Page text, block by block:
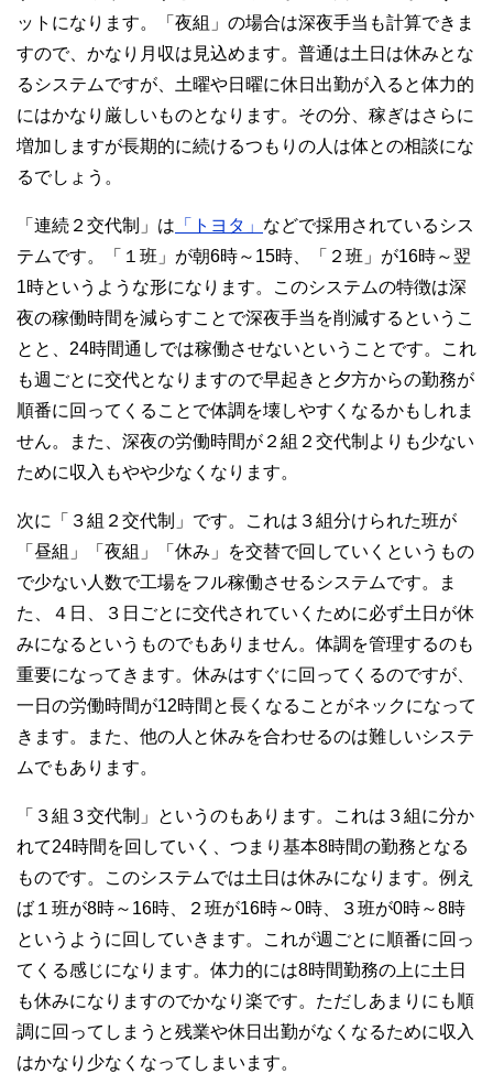
ットになります。「夜組」の場合は深夜手当も計算できま
すので、かなり月収は見込めます。普通は土日は休みとな
るシステムですが、土曜や日曜に休日出勤が入ると体力的
にはかなり厳しいものとなります。その分、稼ぎはさらに
増加しますが長期的に続けるつもりの人は体との相談にな
るでしょう。
「連続２交代制」は 「トヨタ」 などで採用されているシス
テムです。「１班」が朝6時～15時、「２班」が16時～翌
1時というような形になります。このシステムの特徴は深
夜の稼働時間を減らすことで深夜手当を削減するというこ
とと、24時間通しでは稼働させないということです。これ
も週ごとに交代となりますので早起きと夕方からの勤務が
順番に回ってくることで体調を壊しやすくなるかもしれま
せん。また、深夜の労働時間が２組２交代制よりも少ない
ために収入もやや少なくなります。
次に「３組２交代制」です。これは３組分けられた班が
「昼組」「夜組」「休み」を交替で回していくというもの
で少ない人数で工場をフル稼働させるシステムです。ま
た、４日、３日ごとに交代されていくために必ず土日が休
みになるというものでもありません。体調を管理するのも
重要になってきます。休みはすぐに回ってくるのですが、
一日の労働時間が12時間と長くなることがネックになって
きます。また、他の人と休みを合わせるのは難しいシステ
ムでもあります。
「３組３交代制」というのもあります。これは３組に分か
れて24時間を回していく、つまり基本8時間の勤務となる
ものです。このシステムでは土日は休みになります。例え
ば１班が8時～16時、２班が16時～0時、３班が0時～8時
というように回していきます。これが週ごとに順番に回っ
てくる感じになります。体力的には8時間勤務の上に土日
も休みになりますのでかなり楽です。ただしあまりにも順
調に回ってしまうと残業や休日出勤がなくなるために収入
はかなり少なくなってしまいます。